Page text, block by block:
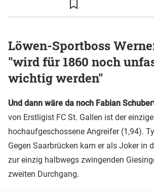
Löwen-Sportboss
"wird für 1860 noch
wichtig werden"
Und dann wäre da noch Fabian
von Erstligist FC St. Gallen ist der einzige
hochaufgeschossene Angreifer (1,94).
Gegen Saarbrücken kam er als Joker in
zur einzig halbwegs zwingenden
zweiten Durchgang.